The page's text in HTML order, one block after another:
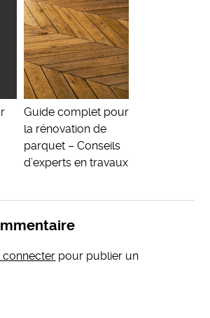
Guide complet pour
la rénovation de
parquet – Conseils
d’experts en travaux
connecter pour publier un